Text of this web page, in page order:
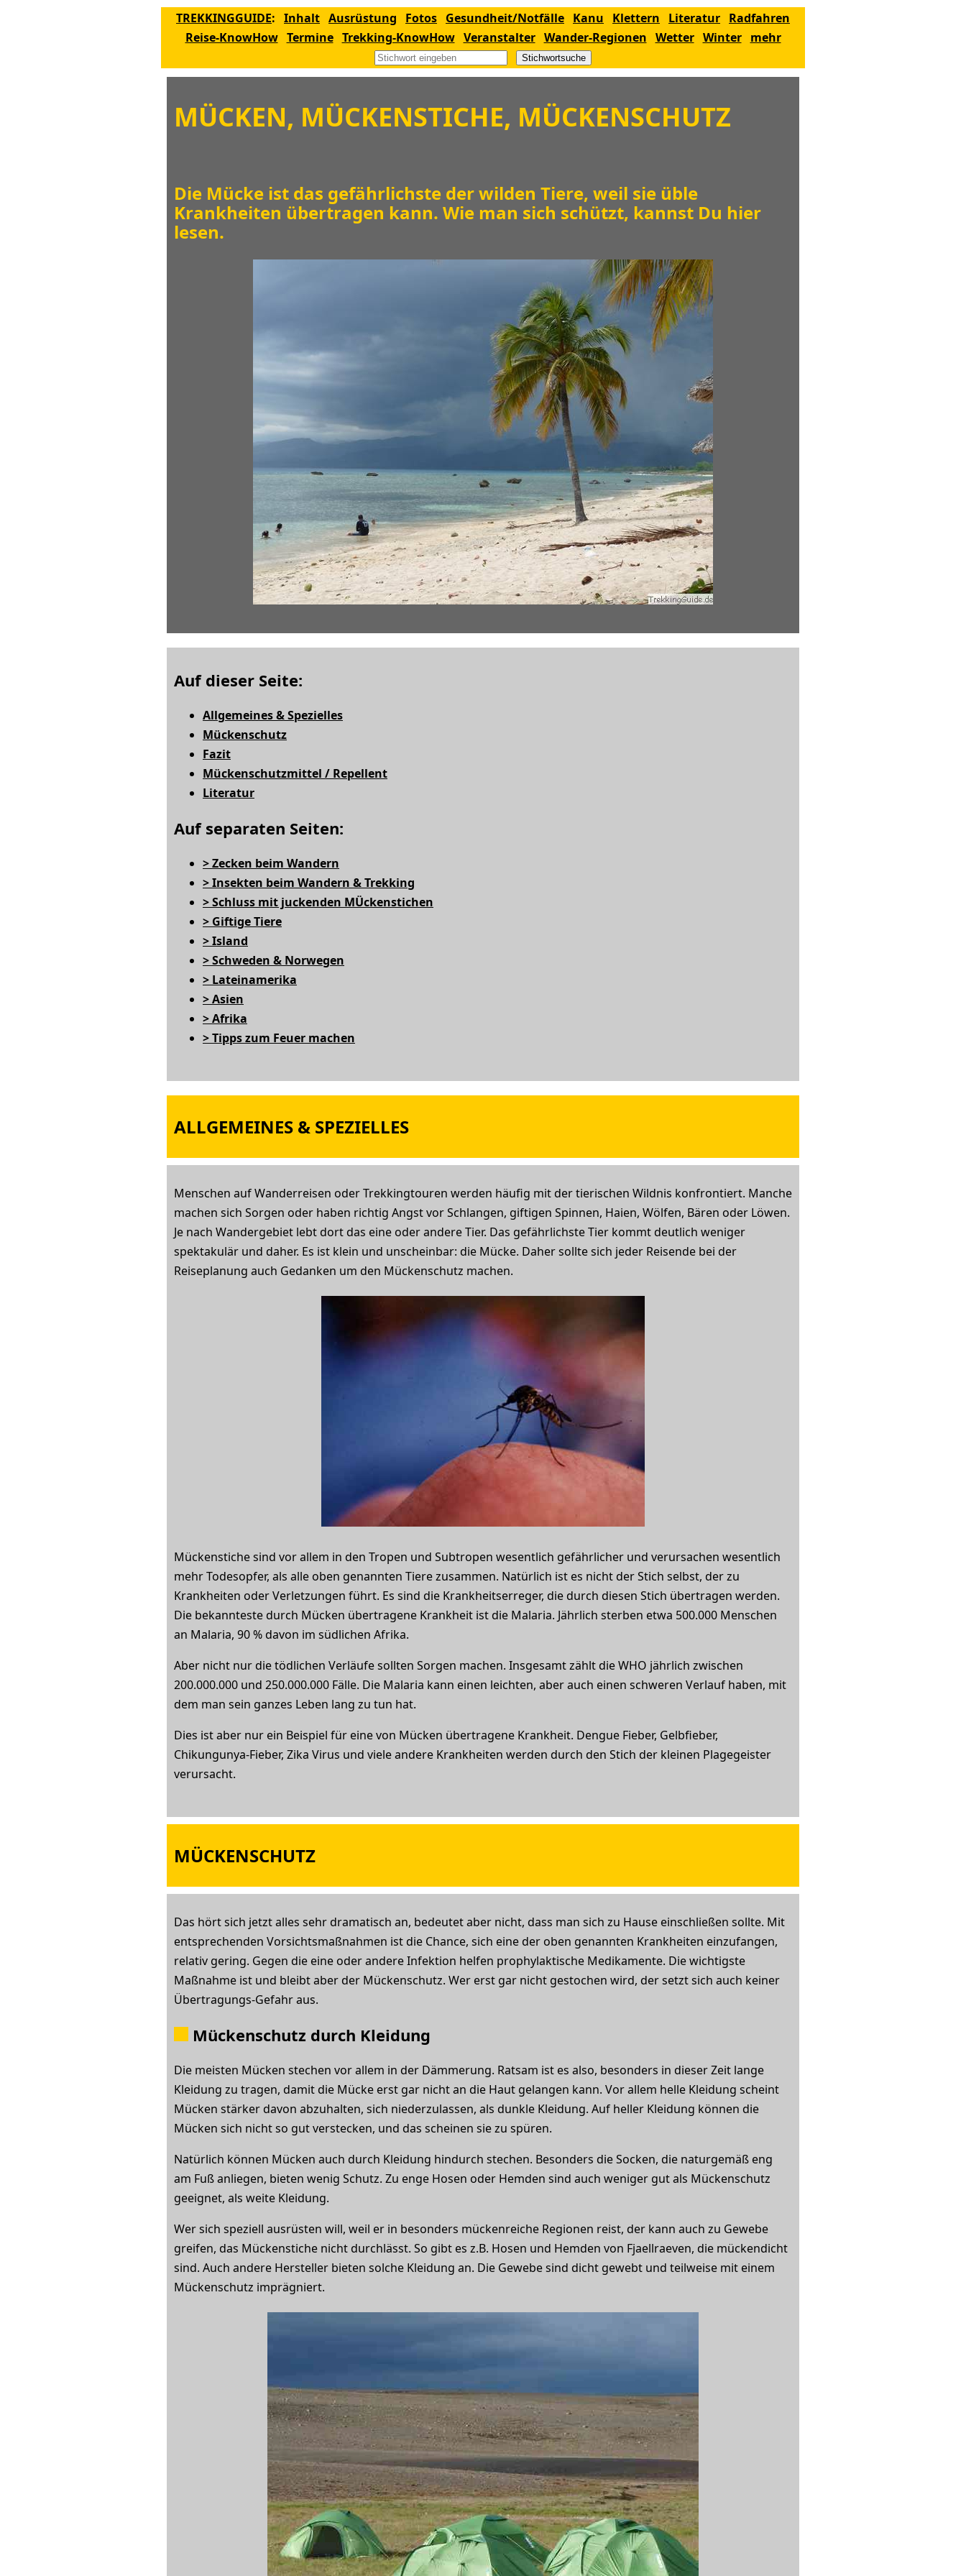
TREKKINGGUIDE: Inhalt Ausrüstung Fotos Gesundheit/Notfälle Kanu Klettern Literatur Radfahren
Reise-KnowHow Termine Trekking-KnowHow Veranstalter Wander-Regionen Wetter Winter mehr
Stichwortsuche
MÜCKEN, MÜCKENSTICHE, MÜCKENSCHUTZ
Die Mücke ist das gefährlichste der wilden Tiere, weil sie üble
Krankheiten übertragen kann. Wie man sich schützt, kannst Du hier
lesen.
Auf dieser Seite:
Allgemeines & Spezielles
Mückenschutz
Fazit
Mückenschutzmittel / Repellent
Literatur
Auf separaten Seiten:
> Zecken beim Wandern
> Insekten beim Wandern & Trekking
> Schluss mit juckenden MÜckenstichen
> Giftige Tiere
> Island
> Schweden & Norwegen
> Lateinamerika
> Asien
> Afrika
> Tipps zum Feuer machen
ALLGEMEINES & SPEZIELLES
Menschen auf Wanderreisen oder Trekkingtouren werden häufig mit der tierischen Wildnis konfrontiert. Manche
machen sich Sorgen oder haben richtig Angst vor Schlangen, giftigen Spinnen, Haien, Wölfen, Bären oder Löwen.
Je nach Wandergebiet lebt dort das eine oder andere Tier. Das gefährlichste Tier kommt deutlich weniger
spektakulär und daher. Es ist klein und unscheinbar: die Mücke. Daher sollte sich jeder Reisende bei der
Reiseplanung auch Gedanken um den Mückenschutz machen.
Mückenstiche sind vor allem in den Tropen und Subtropen wesentlich gefährlicher und verursachen wesentlich
mehr Todesopfer, als alle oben genannten Tiere zusammen. Natürlich ist es nicht der Stich selbst, der zu
Krankheiten oder Verletzungen führt. Es sind die Krankheitserreger, die durch diesen Stich übertragen werden.
Die bekannteste durch Mücken übertragene Krankheit ist die Malaria. Jährlich sterben etwa 500.000 Menschen
an Malaria, 90 % davon im südlichen Afrika.
Aber nicht nur die tödlichen Verläufe sollten Sorgen machen. Insgesamt zählt die WHO jährlich zwischen
200.000.000 und 250.000.000 Fälle. Die Malaria kann einen leichten, aber auch einen schweren Verlauf haben, mit
dem man sein ganzes Leben lang zu tun hat.
Dies ist aber nur ein Beispiel für eine von Mücken übertragene Krankheit. Dengue Fieber, Gelbfieber,
Chikungunya-Fieber, Zika Virus und viele andere Krankheiten werden durch den Stich der kleinen Plagegeister
verursacht.
MÜCKENSCHUTZ
Das hört sich jetzt alles sehr dramatisch an, bedeutet aber nicht, dass man sich zu Hause einschließen sollte. Mit
entsprechenden Vorsichtsmaßnahmen ist die Chance, sich eine der oben genannten Krankheiten einzufangen,
relativ gering. Gegen die eine oder andere Infektion helfen prophylaktische Medikamente. Die wichtigste
Maßnahme ist und bleibt aber der Mückenschutz. Wer erst gar nicht gestochen wird, der setzt sich auch keiner
Übertragungs-Gefahr aus.
Mückenschutz durch Kleidung
Die meisten Mücken stechen vor allem in der Dämmerung. Ratsam ist es also, besonders in dieser Zeit lange
Kleidung zu tragen, damit die Mücke erst gar nicht an die Haut gelangen kann. Vor allem helle Kleidung scheint
Mücken stärker davon abzuhalten, sich niederzulassen, als dunkle Kleidung. Auf heller Kleidung können die
Mücken sich nicht so gut verstecken, und das scheinen sie zu spüren.
Natürlich können Mücken auch durch Kleidung hindurch stechen. Besonders die Socken, die naturgemäß eng
am Fuß anliegen, bieten wenig Schutz. Zu enge Hosen oder Hemden sind auch weniger gut als Mückenschutz
geeignet, als weite Kleidung.
Wer sich speziell ausrüsten will, weil er in besonders mückenreiche Regionen reist, der kann auch zu Gewebe
greifen, das Mückenstiche nicht durchlässt. So gibt es z.B. Hosen und Hemden von Fjaellraeven, die mückendicht
sind. Auch andere Hersteller bieten solche Kleidung an. Die Gewebe sind dicht gewebt und teilweise mit einem
Mückenschutz imprägniert.